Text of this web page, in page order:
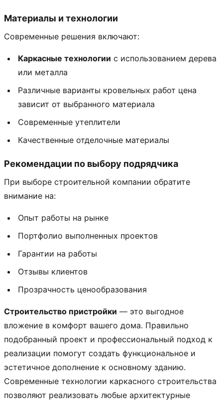
Материалы и технологии
Современные решения включают:
Каркасные технологии с использованием дерева
или металла
Различные варианты кровельных работ цена
зависит от выбранного материала
Современные утеплители
Качественные отделочные материалы
Рекомендации по выбору подрядчика
При выборе строительной компании обратите
внимание на:
Опыт работы на рынке
Портфолио выполненных проектов
Гарантии на работы
Отзывы клиентов
Прозрачность ценообразования
Строительство пристройки — это выгодное
вложение в комфорт вашего дома. Правильно
подобранный проект и профессиональный подход к
реализации помогут создать функциональное и
эстетичное дополнение к основному зданию.
Современные технологии каркасного строительства
позволяют реализовать любые архитектурные